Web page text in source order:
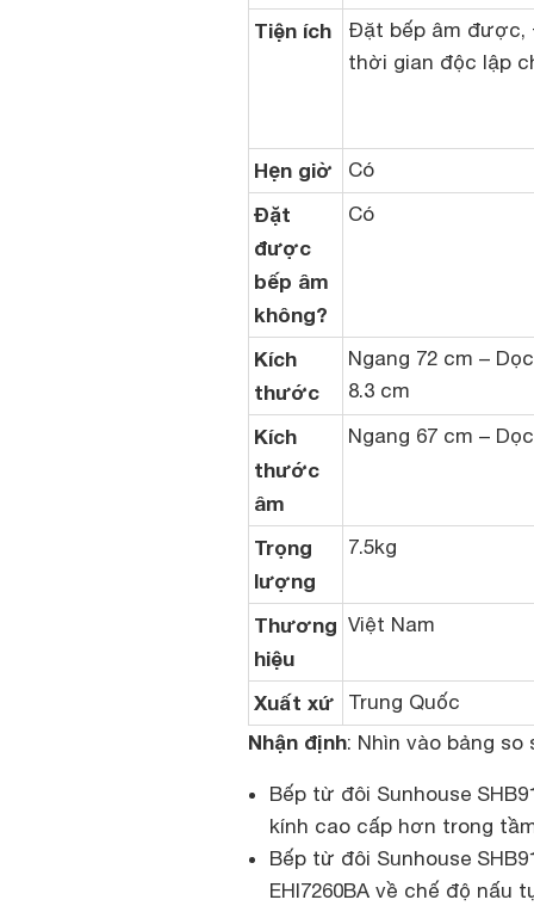
Tiện ích
Đặt bếp âm được,
thời gian độc lập
Hẹn giờ Có
Đặt
được
bếp âm
không?
Có
Kích
thước
Ngang 72 cm –
8.3 cm
Kích
thước
âm
Ngang 67 cm –
Trọng
lượng
7.5kg
Thương
hiệu
Việt Nam
Xuất xứ Trung Quốc
Nhận định: Nhìn vào bảng
Bếp từ đôi Sunhouse
kính cao cấp hơn trong
Bếp từ đôi Sunhouse
EHI7260BA về chế độ